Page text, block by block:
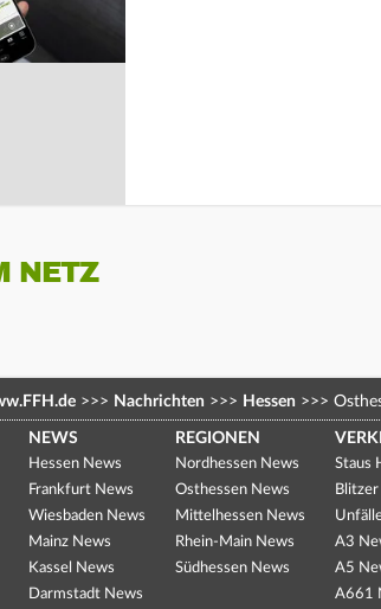
NETZ
>>> Nachrichten >>> Hessen >>>
NEWS
Hessen News
Frankfurt News
Wiesbaden News
Mainz News
Kassel News
Darmstadt News
REGIONEN
Nordhessen News
Osthessen News
Mittelhessen News
Rhein-Main News
Südhessen News
Staus
A3
A5
A661